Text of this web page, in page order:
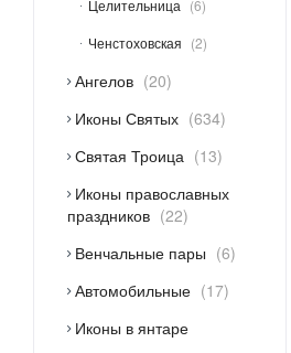
Целительница
6
Ченстоховская
2
Ангелов
20
Иконы Святых
634
Святая Троица
13
Иконы православных
праздников
22
Венчальные пары
6
Автомобильные
17
Иконы в янтаре